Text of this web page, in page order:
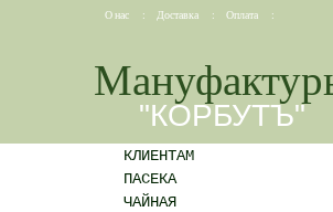
О нас : Доставка : Оплата :
"КОРБУТЪ"
КЛИЕНТАМ
ПАСЕКА
ЧАЙНАЯ